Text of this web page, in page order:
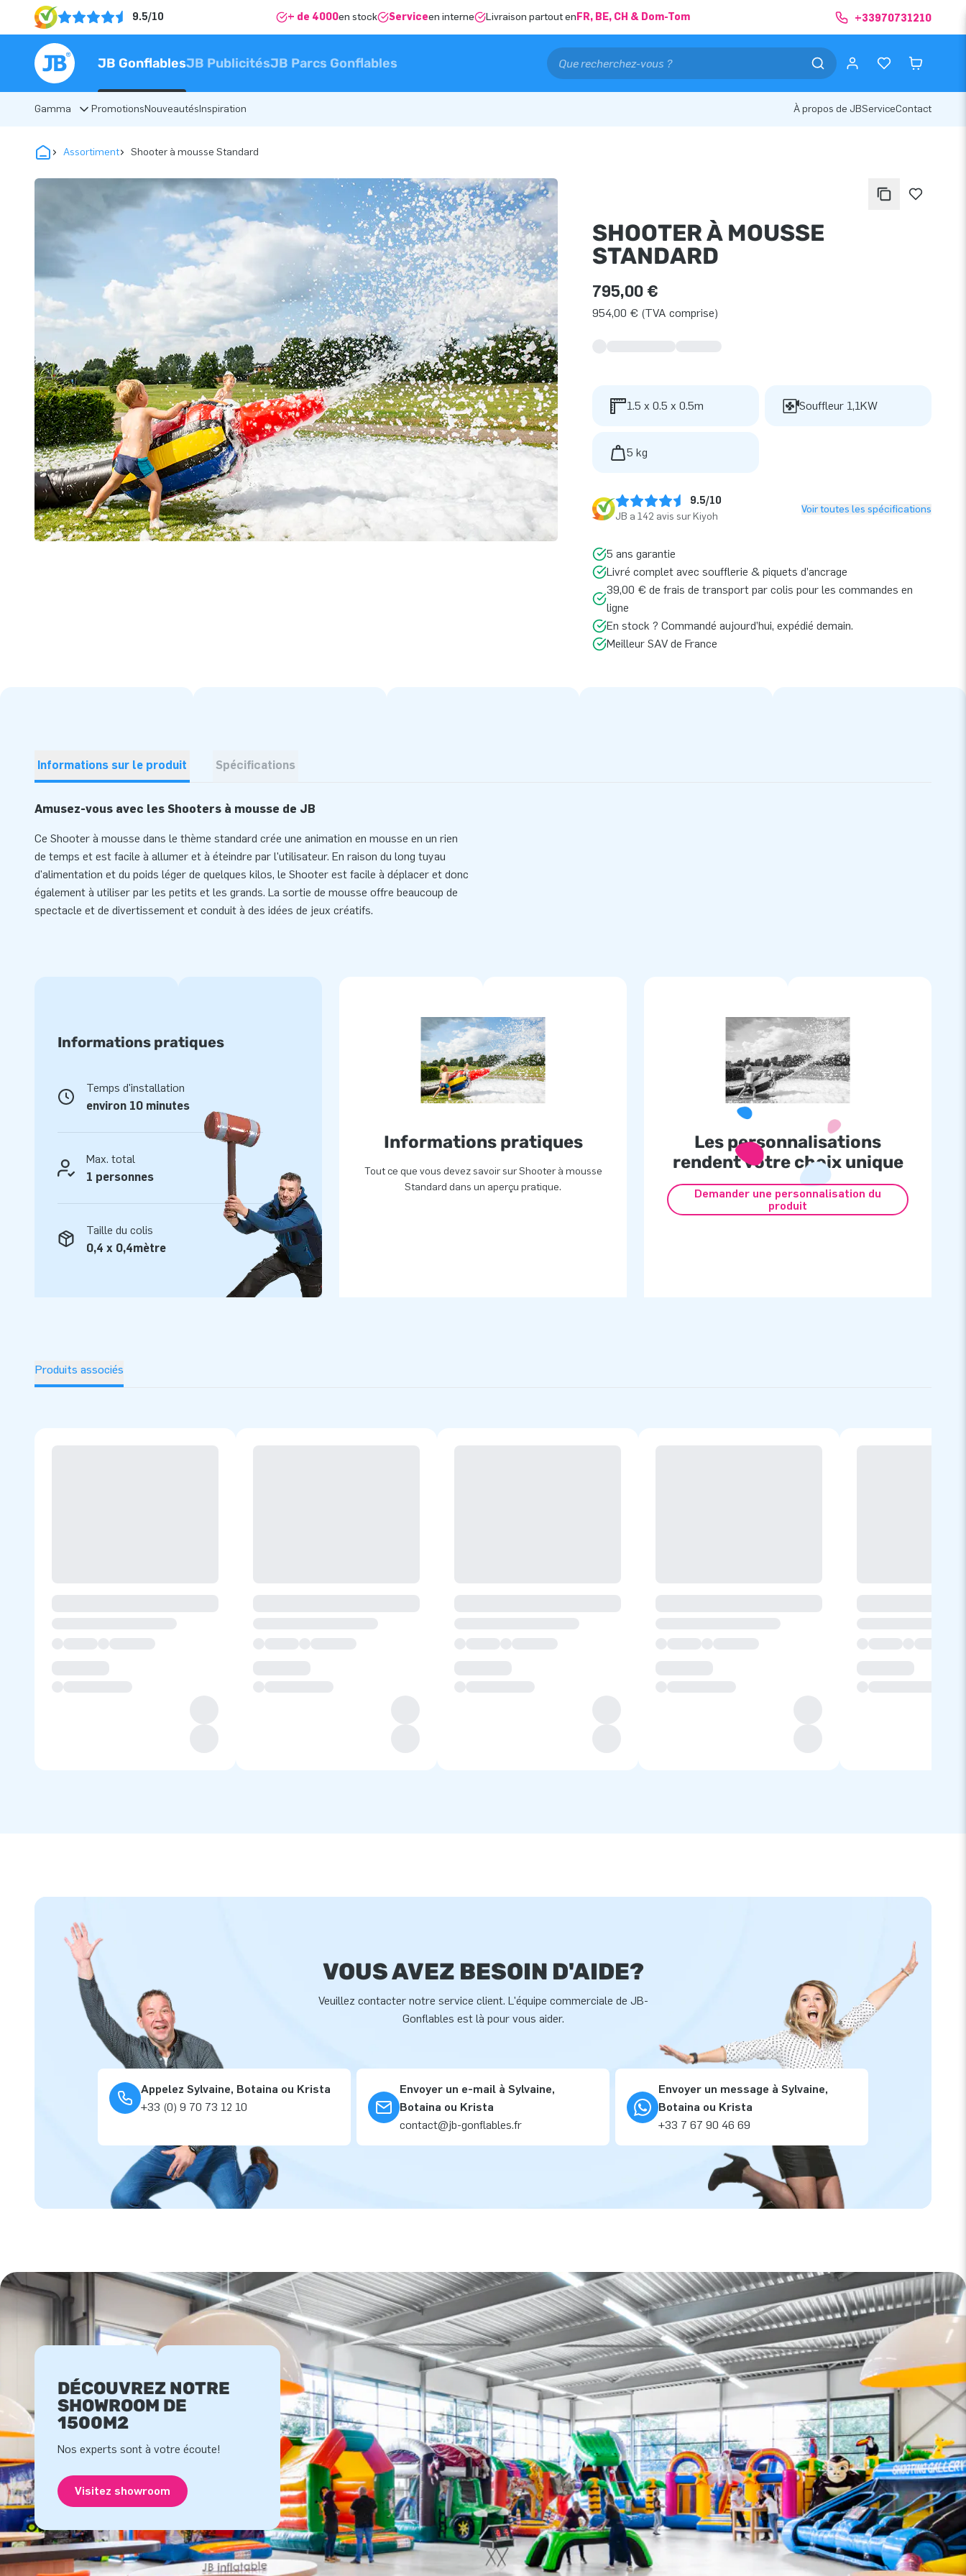
9.5/10 + de 4000en stock Serviceen interne Livraison partout en FR, BE, CH & Dom-Tom +33970731210
JB GonflablesJB PublicitésJB Parcs Gonflables
Gamma PromotionsNouveautésInspiration À propos de JBServiceContact
Assortiment Shooter à mousse Standard
SHOOTER À MOUSSE
STANDARD
795,00 €
954,00 € (TVA comprise)
1.5 x 0.5 x 0.5m Souffleur 1,1KW
5 kg
9.5/10
JB a 142 avis sur Kiyoh
Voir toutes les spécifications
5 ans garantie
Livré complet avec soufflerie & piquets d’ancrage
39,00 € de frais de transport par colis pour les commandes en
ligne
En stock ? Commandé aujourd’hui, expédié demain.
Meilleur SAV de France
Informations sur le produit Spécifications
Amusez-vous avec les Shooters à mousse de JB
Ce Shooter à mousse dans le thème standard crée une animation en mousse en un rien
de temps et est facile à allumer et à éteindre par l'utilisateur. En raison du long tuyau
d'alimentation et du poids léger de quelques kilos, le Shooter est facile à déplacer et donc
également à utiliser par les petits et les grands. La sortie de mousse offre beaucoup de
spectacle et de divertissement et conduit à des idées de jeux créatifs.
Informations pratiques
Temps d'installation
environ 10 minutes
Max. total
1 personnes
Taille du colis
0,4 x 0,4mètre
Informations pratiques
Tout ce que vous devez savoir sur Shooter à mousse
Standard dans un aperçu pratique.
Les personnalisations
rendent votre choix unique
Demander une personnalisation du
produit
Produits associés
VOUS AVEZ BESOIN D'AIDE?
Veuillez contacter notre service client. L'équipe commerciale de JB-
Gonflables est là pour vous aider.
Appelez Sylvaine, Botaina ou Krista
+33 (0) 9 70 73 12 10
Envoyer un e-mail à Sylvaine,
Botaina ou Krista
contact@jb-gonflables.fr
Envoyer un message à Sylvaine,
Botaina ou Krista
+33 7 67 90 46 69
DÉCOUVREZ NOTRE
SHOWROOM DE
1500M2
Nos experts sont à votre écoute!
Visitez showroom